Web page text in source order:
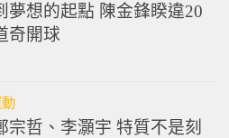
夢想的起點 陳金鋒睽違20
奇開球
宗哲、李灝宇 特質不是刻